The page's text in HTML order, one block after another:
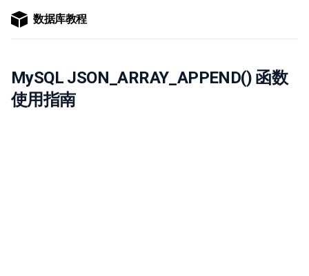
数据库教程
MySQL JSON_ARRAY_APPEND() 函数
使用指南